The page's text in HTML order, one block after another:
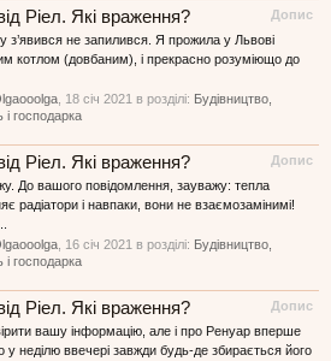
Допис
Ріел. Які враження?
з’явився не запилився. Я прожила у Львові
котлом (довбаним), і прекрасно розуміющо до
18 січ 2021 в розділі: Будівництво,
господарка
Допис
Ріел. Які враження?
До вашого повідомлення, зауважу: тепла
радіатори і навпаки, вони не взаємозамінимі!
16 січ 2021 в розділі: Будівництво,
господарка
Допис
Ріел. Які враження?
вашу інформацію, але і про Ренуар вперше
неділю ввечері завжди будь-де збирається його